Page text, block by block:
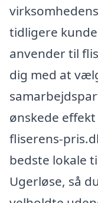
tidligere
anvender til
dig med at
ønskede
fliserens-
bedste lokale
Ugerløse, så